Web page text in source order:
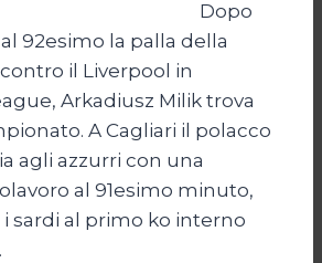
Dopo
92esimo la palla della
il Liverpool in
Arkadiusz Milik trova
A Cagliari il polacco
agli azzurri con una
al 91esimo minuto,
sardi al primo ko interno